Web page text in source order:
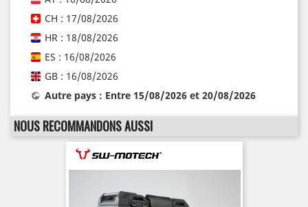
CH : 17/08/2026
HR : 18/08/2026
ES : 16/08/2026
GB : 16/08/2026
Autre pays : Entre 15/08/2026 et 20/08/2026
NOUS RECOMMANDONS AUSSI